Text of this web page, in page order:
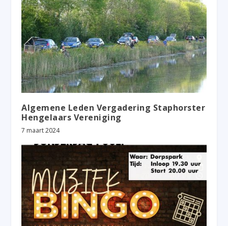
Algemene Leden Vergadering Staphorster
Hengelaars Vereniging
7 maart 2024